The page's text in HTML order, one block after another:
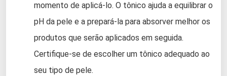
momento de aplicá-lo. O tônico ajuda a equilibrar o
pH da pele e a prepará-la para absorver melhor os
produtos que serão aplicados em seguida.
Certifique-se de escolher um tônico adequado ao
seu tipo de pele.